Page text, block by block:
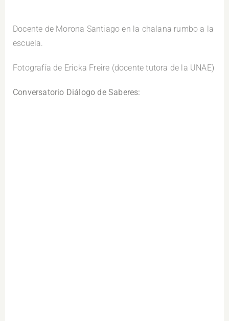
Docente de Morona Santiago en la chalana rumbo a la
escuela.
Fotografía de Ericka Freire (docente tutora de la UNAE)
Conversatorio Diálogo de Saberes: